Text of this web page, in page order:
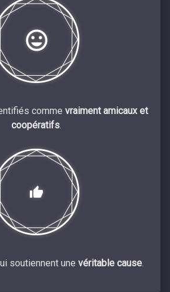
comme vraiment amicaux et
coopératifs.
soutiennent une véritable cause.